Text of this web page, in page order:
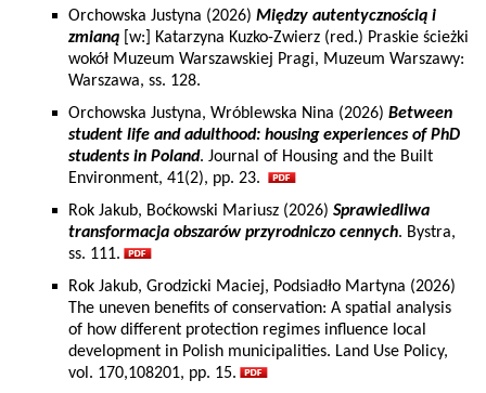
Orchowska Justyna (2026) Między autentycznością i
zmianą [w:] Katarzyna Kuzko-Zwierz (red.) Praskie ścieżki
wokół Muzeum Warszawskiej Pragi, Muzeum Warszawy:
Warszawa, ss. 128.
Orchowska Justyna, Wróblewska Nina (2026) Between
student life and adulthood: housing experiences of PhD
students in Poland. Journal of Housing and the Built
Environment, 41(2), pp. 23.
Rok Jakub, Boćkowski Mariusz (2026) Sprawiedliwa
transformacja obszarów przyrodniczo cennych. Bystra,
ss. 111.
Rok Jakub, Grodzicki Maciej, Podsiadło Martyna (2026)
The uneven benefits of conservation: A spatial analysis
of how different protection regimes influence local
development in Polish municipalities. Land Use Policy,
vol. 170,108201, pp. 15.